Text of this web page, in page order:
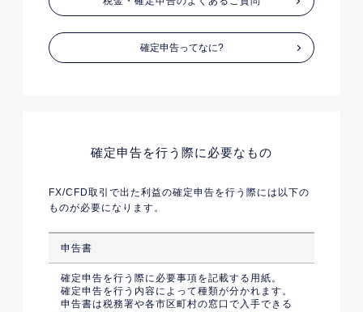
確定申告ってなに?
確定申告を行う際に必要なもの
FX/CFD取引で出た利益の確定申告を行う際には以下の
ものが必要になります。
申告書
確定申告を行う際に必要事項を記載する用紙。
確定申告を行う内容によって種類が分かれます。
申告書は税務署や各市区町村の窓口で入手できる